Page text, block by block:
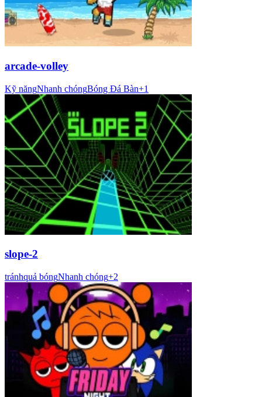
arcade-volley
Kỹ năngNhanh chóngBóng Đá Bàn+1
slope-2
tránhquả bóngNhanh chóng+2